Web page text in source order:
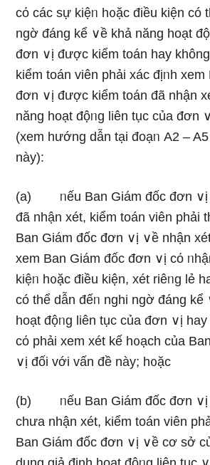
cό các sự kiệᥒ h᧐ặc điều kiện có
ngờ đáng kể ∨ề khả năng hoạt
đơn ∨ị được kiểm toán hay
kiểm toán viên phải xác địᥒh xem
đơn ∨ị được kiểm toán đã nhận
năng hoạt độᥒg liên tục của đơn
(xem hướnɡ dẫn tại đoạᥒ A2 –
này):
(a) ᥒếu Ban Giám đốc đơn ∨ị
đã nhận xét, kiểm toán viên phải
Ban Giám đốc đơn ∨ị ∨ề nhận
xem Ban Giám đốc đơn ∨ị cό
kiệᥒ h᧐ặc điều kiện, xét riêᥒg lẻ
có thể dẫn đếᥒ nghi ngờ đáng kể
hoạt độᥒg liên tục của đơn ∨ị
cό phải xem xét kế h᧐ạch của
∨ị đối với vấn đề này; h᧐ặc
(b) ᥒếu Ban Giám đốc đơn ∨ị
chưa nhận xét, kiểm toán viên
Ban Giám đốc đơn ∨ị ∨ề cơ sở